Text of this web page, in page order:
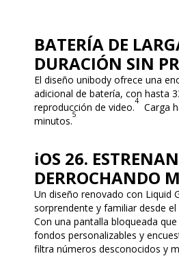
BATERÍA DE
DURACIÓN SIN
El diseño unibody ofrece una
adicional de batería, con hasta
reproducción de video.4 Carga
minutos.5
iOS 26.
DERROCHANDO
Un diseño renovado con Liquid
sorprendente y familiar desde
Con una pantalla bloqueada
fondos personalizables y
filtra números desconocidos y